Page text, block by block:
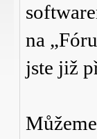
na
jste již